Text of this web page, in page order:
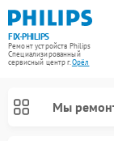
FIX-PHILIPS
Ремонт устройств Philips
Специализированный
cервисный центр г.Орёл
Мы